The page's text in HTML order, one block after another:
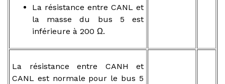
La résistance entre CANL et
la masse du bus 5 est
inférieure à 200 Ω.
La résistance entre CANH et
CANL est normale pour le bus 5